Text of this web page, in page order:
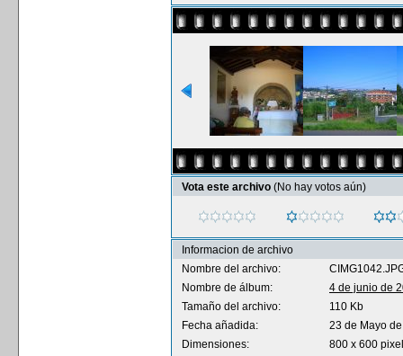
Vota este archivo (No hay votos aún)
Informacion de archivo
Nombre del archivo:
Nombre de álbum:
4 de junio de
Tamaño del archivo:
110 Kb
Fecha añadida:
23 de Mayo
Dimensiones:
800 x 600